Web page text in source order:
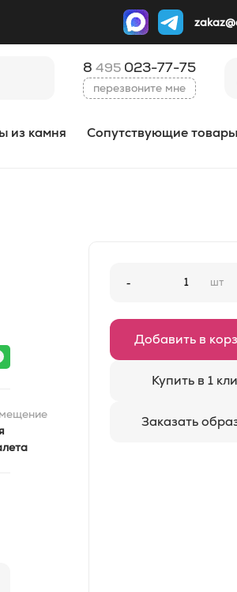
8 495 023-77-75
перезвоните мне
из камня Сопутствующие товары
- шт
Добавить в
Купить в 1
Заказать